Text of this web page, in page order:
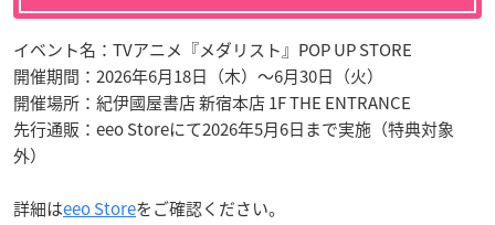
イベント名：TVアニメ『メダリスト』POP UP STORE
開催期間：2026年6月18日（木）〜6月30日（火）
開催場所：紀伊國屋書店 新宿本店 1F THE ENTRANCE
先行通販：eeo Storeにて2026年5月6日まで実施（特典対象
外）
詳細はeeo Storeをご確認ください。